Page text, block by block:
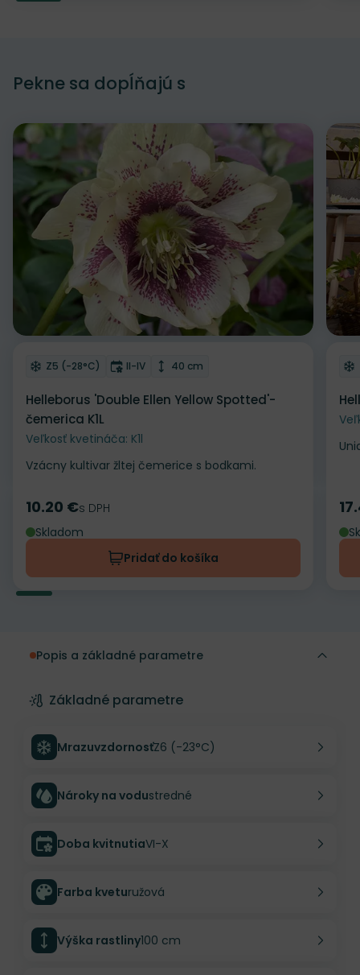
Pekne sa dopĺňajú s
Odober do zoznamu želaní
Mrazuvzdornosť
Z5 (-28°C) Doba kvitnutia
II-IV Výška rastliny
40 cm
Helleborus 'Double Ellen Yellow Spotted'-
čemerica K1L
Veľkosť kvetináča: K1l
Vzácny kultivar žltej čemerice s bodkami.
Cena
10.20 €s DPH
Skladom
Pridať do košíka
Popis a základné parametre
Základné parametre
MrazuvzdornosťZ6 (-23°C)
Nároky na vodustredné
Doba kvitnutiaVI-X
Farba kveturužová
Výška rastliny100 cm